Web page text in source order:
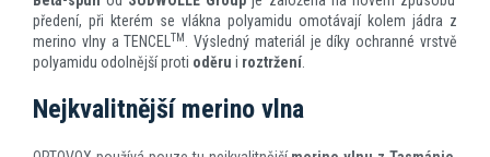
předení, při kterém se vlákna polyamidu omotávají kolem jádra z
merino vlny a TENCELTM. Výsledný materiál je díky ochranné vrstvě
polyamidu odolnější proti oděru i roztržení.
Nejkvalitnější merino vlna